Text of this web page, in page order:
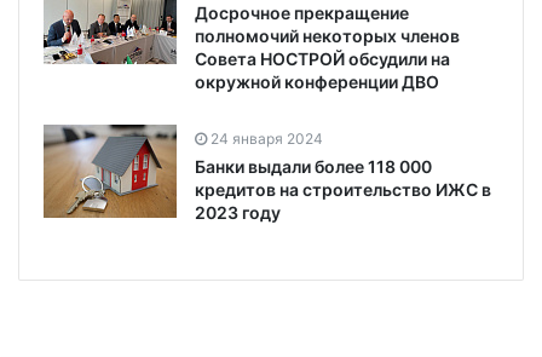
Досрочное прекращение
полномочий некоторых членов
Совета НОСТРОЙ обсудили на
окружной конференции ДВО
24 января 2024
Банки выдали более 118 000
кредитов на строительство ИЖС в
2023 году